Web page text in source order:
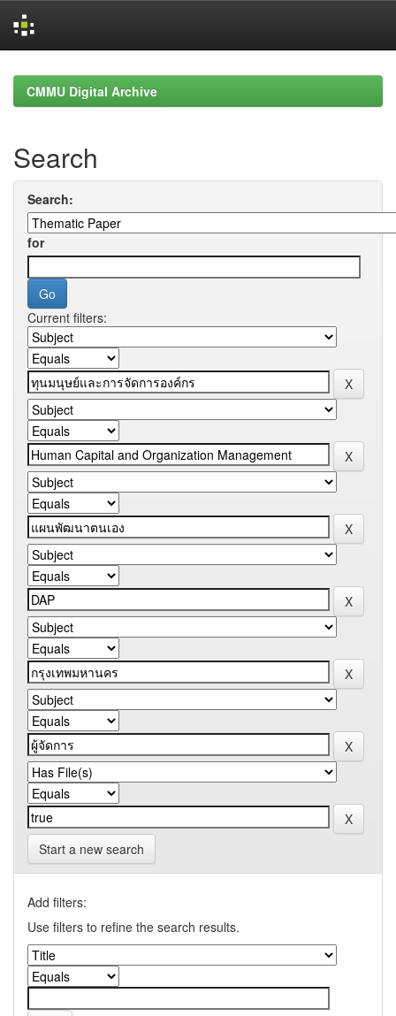
navigationCMMU Digital Archive
Search
Search:
for
Current filters:
Start a new search
Add filters:
Use filters to refine the search results.